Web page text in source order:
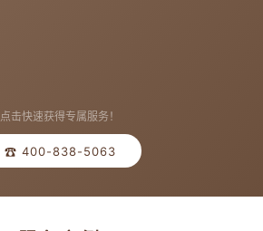
点击快速获得专属服务！
☎ 400-838-5063